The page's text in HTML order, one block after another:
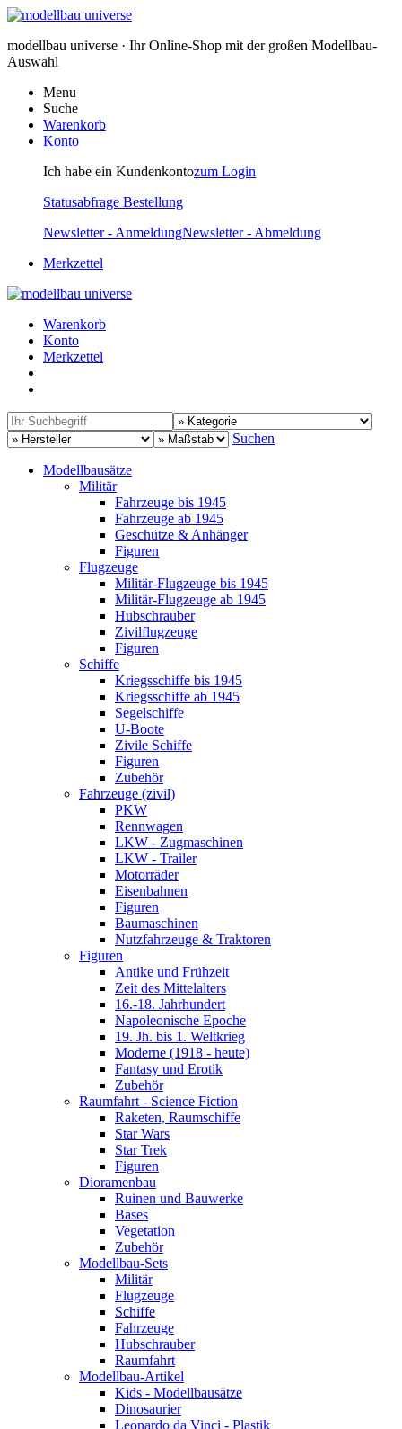
modellbau universe · Ihr Online-Shop mit der großen Modellbau-
Auswahl
Menu
Suche
Warenkorb
Konto
Ich habe ein Kundenkontozum Login
Statusabfrage Bestellung
Newsletter - AnmeldungNewsletter - Abmeldung
Merkzettel
Warenkorb
Konto
Merkzettel
Suchen
Modellbausätze
Militär
Fahrzeuge bis 1945
Fahrzeuge ab 1945
Geschütze & Anhänger
Figuren
Flugzeuge
Militär-Flugzeuge bis 1945
Militär-Flugzeuge ab 1945
Hubschrauber
Zivilflugzeuge
Figuren
Schiffe
Kriegsschiffe bis 1945
Kriegsschiffe ab 1945
Segelschiffe
U-Boote
Zivile Schiffe
Figuren
Zubehör
Fahrzeuge (zivil)
PKW
Rennwagen
LKW - Zugmaschinen
LKW - Trailer
Motorräder
Eisenbahnen
Figuren
Baumaschinen
Nutzfahrzeuge & Traktoren
Figuren
Antike und Frühzeit
Zeit des Mittelalters
16.-18. Jahrhundert
Napoleonische Epoche
19. Jh. bis 1. Weltkrieg
Moderne (1918 - heute)
Fantasy und Erotik
Zubehör
Raumfahrt - Science Fiction
Raketen, Raumschiffe
Star Wars
Star Trek
Figuren
Dioramenbau
Ruinen und Bauwerke
Bases
Vegetation
Zubehör
Modellbau-Sets
Militär
Flugzeuge
Schiffe
Fahrzeuge
Hubschrauber
Raumfahrt
Modellbau-Artikel
Kids - Modellbausätze
Dinosaurier
Leonardo da Vinci - Plastik